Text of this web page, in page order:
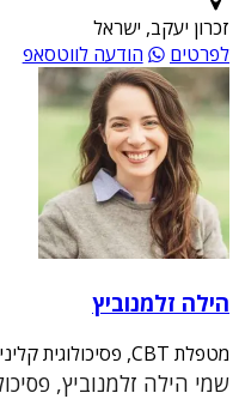
זכרון יעקב, ישראל
לפרטים
הודעה לווטסאפ
הילה זלמנוביץ
מטפלת CBT, פסיכולוגית קלינית
שמי הילה זלמנוביץ,